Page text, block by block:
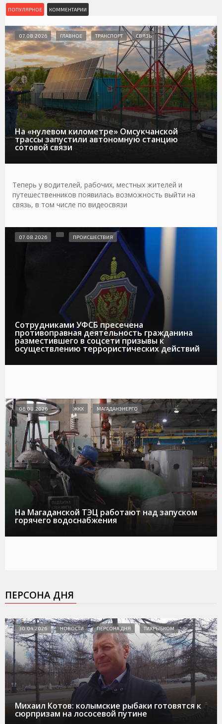
ПОПУЛЯРНОЕ КОММЕНТАРИИ
На «нулевом километре» Омсукчанской
трассы запустили автономную станцию
сотовой связи
07.08.2026 ГЛАВНОЕ ТРАНСПОРТ СВЯЗЬ
Теперь у водителей, рабочих, местных жителей и
путешественников появилась возможность выйти на
связь, в том числе по видеосвязи
Сотрудниками УФСБ пресечена
противоправная деятельность гражданина
разместившего в соцсети призывы к
осуществлению террористических действий
07.08.2026 ПРОИСШЕСТВИЯ
На Магаданской ТЭЦ работают над запуском
горячего водоснабжения
06.08.2026 ЖКХ МАГАДАНЭНЕРГО
ПЕРСОНА ДНЯ
Михаил Котов: колымские рыбаки готовятся к
сюрпризам на лососевой путине
30.04.2026 НОВОСТИ ПЕРСОНА ДНЯ ТИХРЫБКОМ